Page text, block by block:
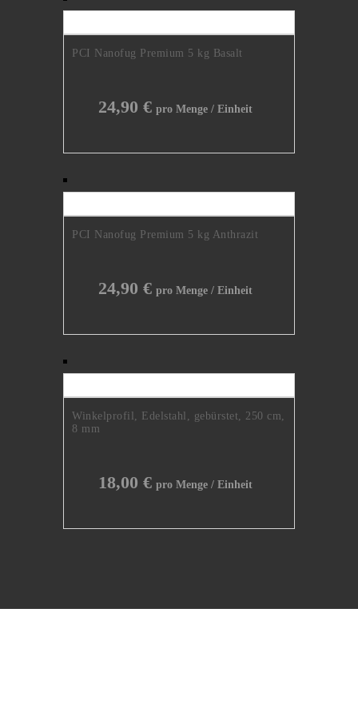
PCI Nanofug Premium 5 kg Basalt
24,90 €
PCI Nanofug Premium 5 kg Anthrazit
24,90 €
Winkelprofil, Edelstahl, gebürstet, 250 cm,
8 mm
18,00 €